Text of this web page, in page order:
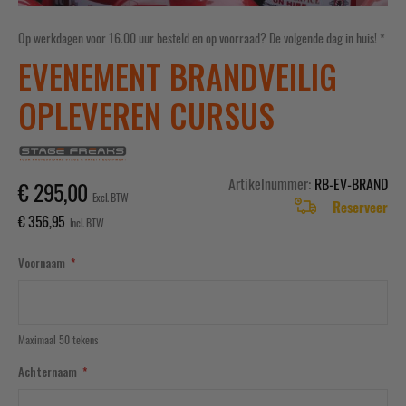
naar
begin
van
de
afbeeldingen-
gallerij
Op werkdagen voor 16.00 uur besteld en op voorraad? De volgende dag in huis! *
EVENEMENT BRANDVEILIG
OPLEVEREN CURSUS
€ 295,00
€ 356,95
Artikelnummer RB-EV-BRAND
Reserveer
Voornaam
Maximaal 50 tekens
Achternaam